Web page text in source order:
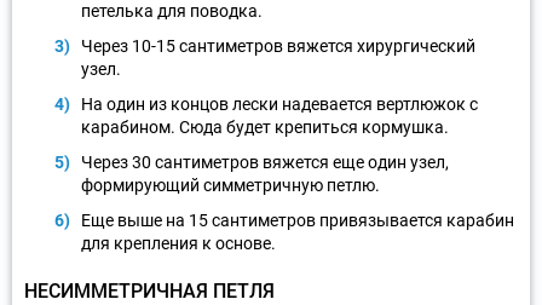
петелька для поводка.
Через 10-15 сантиметров вяжется хирургический
узел.
На один из концов лески надевается вертлюжок с
карабином. Сюда будет крепиться кормушка.
Через 30 сантиметров вяжется еще один узел,
формирующий симметричную петлю.
Еще выше на 15 сантиметров привязывается карабин
для крепления к основе.
НЕСИММЕТРИЧНАЯ ПЕТЛЯ